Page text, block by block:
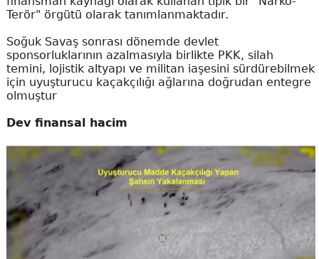
Terör" örgütü olarak tanımlanmaktadır.
Soğuk Savaş sonrası dönemde devlet
sponsorluklarının azalmasıyla birlikte PKK, silah
temini, lojistik altyapı ve militan iaşesini sürdürebilmek
için uyuşturucu kaçakçılığı ağlarına doğrudan entegre
olmuştur
Dev finansal hacim